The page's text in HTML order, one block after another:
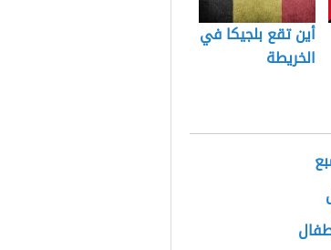
أين تقع بلجيكا في
الخريطة